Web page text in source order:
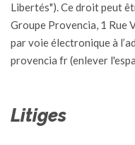
Libertés"). Ce droit peut
Groupe Provencia, 1 Rue
par voie électronique à
provencia fr (enlever
Litiges